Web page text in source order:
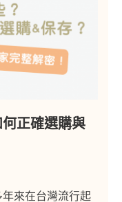
正確選購與
來在台灣流行起